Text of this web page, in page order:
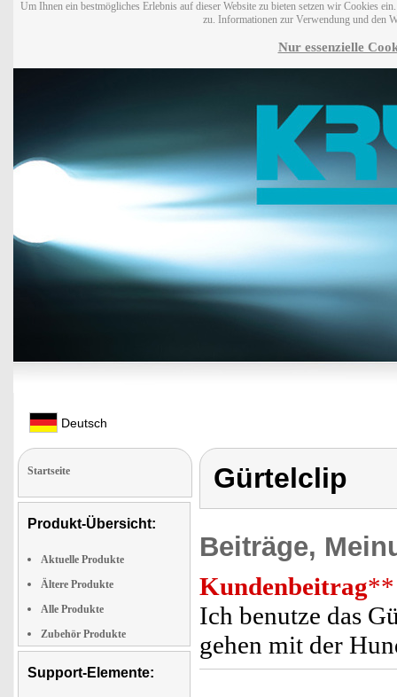
Um Ihnen ein bestmögliches Erlebnis auf dieser Website zu bieten setzen wir Cookies
zu. Informationen zur Verwendung und den
Nur essenzielle
Deutsch
Startseite
Produkt-Übersicht:
Aktuelle Produkte
Ältere Produkte
Alle Produkte
Zubehör Produkte
Support-Elemente:
Gürtelclip
Beiträge,
Kundenbeitrag**
Ich benutze das
gehen mit der